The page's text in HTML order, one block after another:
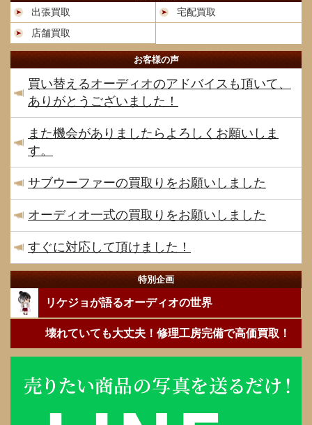
出張買取
宅配買取
店舗買取
お客様の声
買い替えるオーディオのアドバイスも頂いて、
ありがとうございました！
また機会がありましたらよろしくお願いしま
す。
サブウーファーの買取りをお願いしました
オーディオ一式の買取りをお願いしました
すぐに対応して頂けました！
特別企画
リケジョが語るオーディオの世界
壊れていても大丈夫！修理工房完備で高価買取！